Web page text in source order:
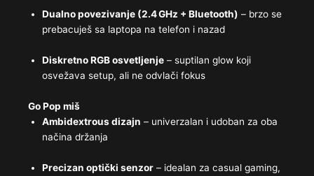
Dualno povezivanje (2.4 GHz + Bluetooth) – brzo se
prebacuješ sa laptopa na telefon i nazad
Diskretno RGB osvetljenje – suptilan glow koji
osvežava setup, ali ne odvlači fokus
Go Pop miš
Ambidextrous dizajn – univerzalan i udoban za oba
načina držanja
Precizan optički senzor – idealan za casual gaming,